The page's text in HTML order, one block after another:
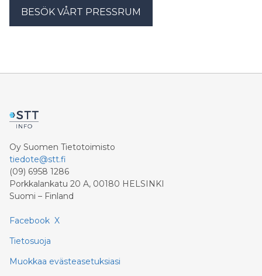
BESÖK VÅRT PRESSRUM
Oy Suomen Tietotoimisto
tiedote@stt.fi
(09) 6958 1286
Porkkalankatu 20 A, 00180 HELSINKI
Suomi – Finland
Facebook X
Tietosuoja
Muokkaa evästeasetuksiasi